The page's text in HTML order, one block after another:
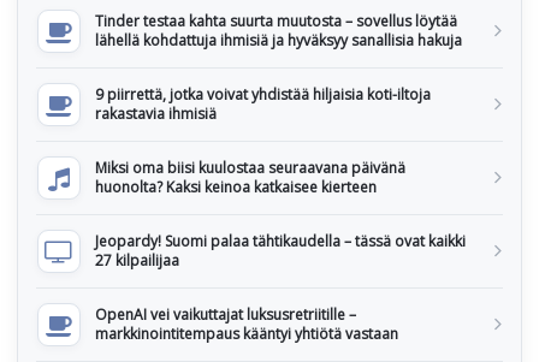
Tinder testaa kahta suurta muutosta – sovellus löytää
lähellä kohdattuja ihmisiä ja hyväksyy sanallisia hakuja
9 piirrettä, jotka voivat yhdistää hiljaisia koti-iltoja
rakastavia ihmisiä
Miksi oma biisi kuulostaa seuraavana päivänä
huonolta? Kaksi keinoa katkaisee kierteen
Jeopardy! Suomi palaa tähtikaudella – tässä ovat kaikki
27 kilpailijaa
OpenAI vei vaikuttajat luksusretriitille –
markkinointitempaus kääntyi yhtiötä vastaan